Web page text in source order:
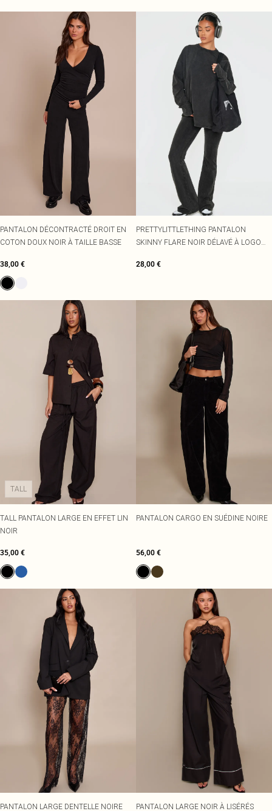
PANTALON DÉCONTRACTÉ DROIT EN
COTON DOUX NOIR À TAILLE BASSE
38,00 €
PRETTYLITTLETHING PANTALON
SKINNY FLARE NOIR DÉLAVÉ À LOGO
28,00 €
TALL
TALL PANTALON LARGE EN EFFET LIN
NOIR
35,00 €
PANTALON CARGO EN SUÉDINE NOIRE
56,00 €
PANTALON LARGE DENTELLE NOIRE
PANTALON LARGE NOIR À LISÉRÉS